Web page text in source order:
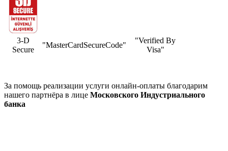
3-D
Secure
"MasterCardSecureCode"
"Verified By
Visa"
За помощь реализации услуги онлайн-оплаты благодарим
нашего партнёра в лице Московского Индустриального
банка